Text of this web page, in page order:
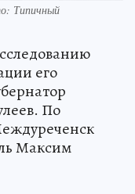
Типичный
его
По
Максим